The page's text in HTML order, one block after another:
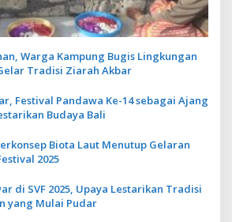
Warga Kampung Bugis Lingkungan
Tradisi Ziarah Akbar
Festival Pandawa Ke-14 sebagai Ajang
Budaya Bali
Biota Laut Menutup Gelaran
2025
di SVF 2025, Upaya Lestarikan Tradisi
yang Mulai Pudar